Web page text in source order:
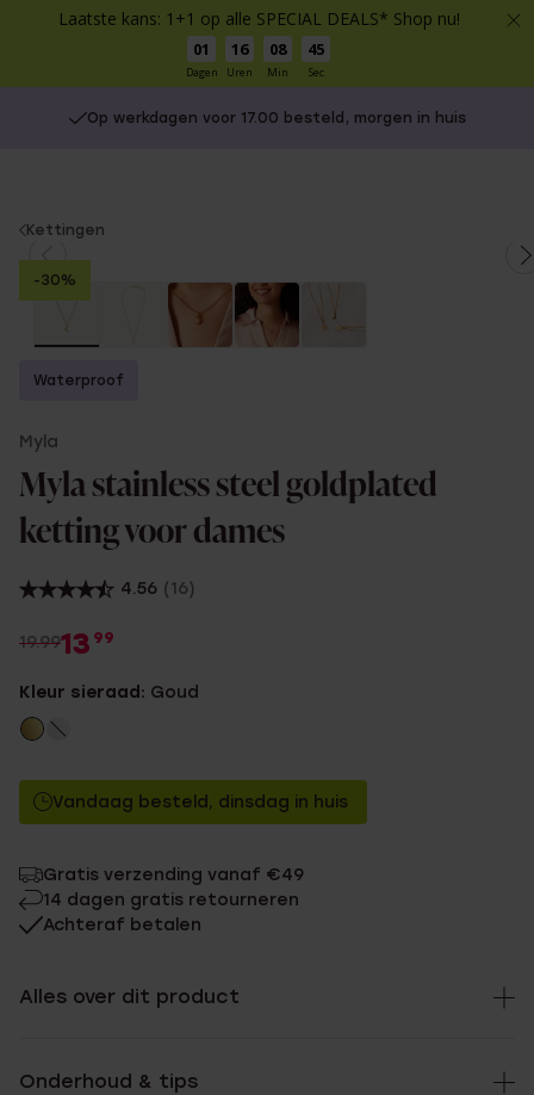
Laatste kans: 1+1 op alle SPECIAL DEALS* Shop nu!
01
Dagen
16
Uren
08
Min
45
Sec
Op werkdagen voor 17.00 besteld, morgen in huis
You
are
here:
Kettingen
-30%
Waterproof
Myla
Myla stainless steel goldplated
ketting voor dames
4.56 (16)
19.9913 99
Kleur sieraad: Goud
Vandaag besteld, dinsdag in huis
Gratis verzending vanaf €49
14 dagen gratis retourneren
Achteraf betalen
Alles over dit product
Onderhoud & tips